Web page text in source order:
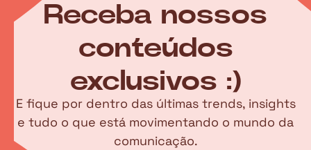
Receba nossos
conteúdos
exclusivos :)
E fique por dentro das últimas trends, insights
e tudo o que está movimentando o mundo da
comunicação.